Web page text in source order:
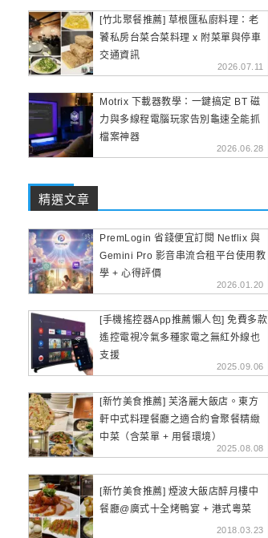
[竹北聚餐推薦] 草根匯私廚料理：老
饕私房台菜合菜料理 x 附菜單與停車
交通資訊
2026.07.11
Motrix 下載器教學：一鍵搞定 BT 磁
力與多線程電腦玩家告別龜速全能抓
檔案神器
2026.06.28
精選文章
PremLogin 省錢便宜訂閱 Netflix 與
Gemini Pro 影音串流合租平台使用教
學 + 心得評價
2026.01.20
[手機搖控器App推薦懶人包] 免費多款
遙控電視冷氣多種家電之無紅外線也
支援
2025.09.06
[新竹美食推薦] 芙洛麗大飯店。東方
軒中式料理餐廳之適合約會聚餐精緻
中菜（含菜單 + 用餐環境）
2025.08.08
[新竹美食推薦] 煙波大飯店醉月樓中
餐廳@廣式十全烤鴨宴 + 港式粵菜
2018.03.23